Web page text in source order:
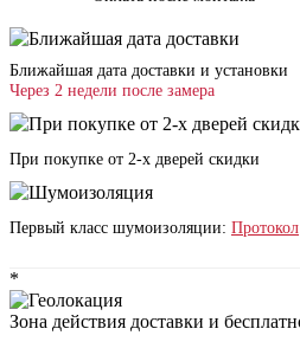
Ближайшая дата доставки и установки
Через 2 недели после замера
При покупке от 2-х дверей скидки
Первый класс шумоизоляции: Протокол
*
Зона действия доставки и